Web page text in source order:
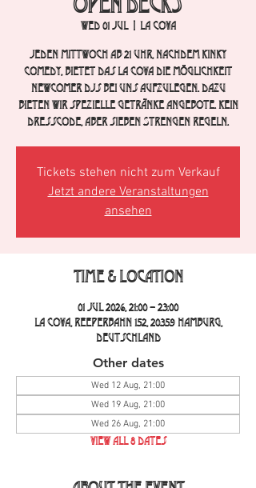
Wed 01 Jul
  |
La Cova
Jeden Mittwoch ab 21 Uhr, nachdem Kinky
Comedy, bietet das La Cova die Möglichkeit
Newcomer DJs bei uns aufzulegen. Dazu
bieten wir spezielle Getränke Angebote. Kein
Dresscode, aber sieben Strengen regeln.
Tickets stehen nicht zum Verkauf
Jetzt andere Veranstaltungen
ansehen
Time & Location
01 Jul 2026, 21:00 – 23:00
La Cova, Reeperbahn 152, 20359 Hamburg,
Deutschland
Other dates
Wed 12 Aug, 21:00
Wed 19 Aug, 21:00
Wed 26 Aug, 21:00
View all 8 dates